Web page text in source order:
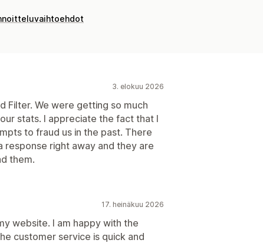
3. elokuu 2026
Filter. We were getting so much
stats. I appreciate the fact that I
to fraud us in the past. There
response right away and they are
them.
17. heinäkuu 2026
website. I am happy with the
customer service is quick and